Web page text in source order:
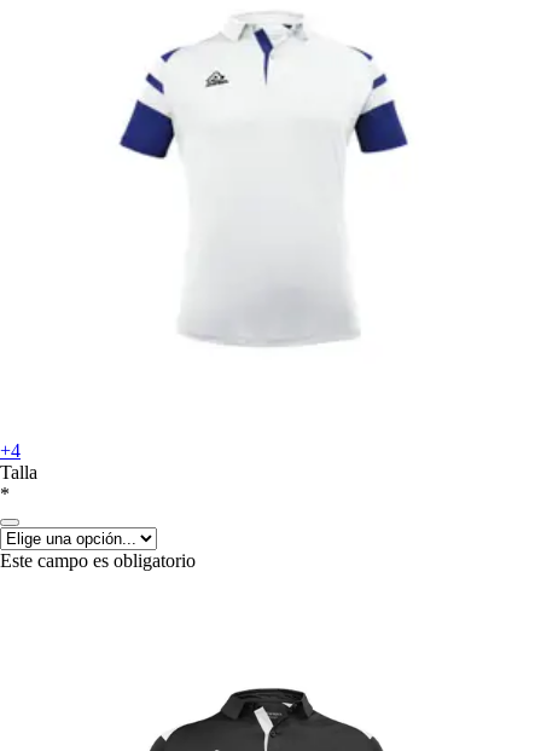
+4
Talla
*
Este campo es obligatorio